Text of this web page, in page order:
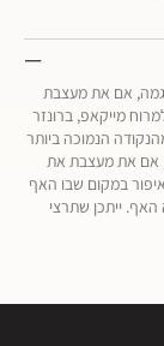
אם את מעצבת
מייקאפ, ברונזר
הנמוכה ביותר
אם את מעצבת את
במקום שבו האף
ייתכן שתרצי